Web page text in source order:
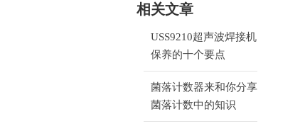
相关文章
USS9210超声波焊接机
保养的十个要点
菌落计数器来和你分享
菌落计数中的知识